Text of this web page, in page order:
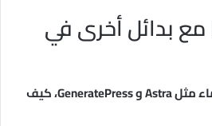
مقارنة Blocksy مع بدائل أخرى في
في سوق تسيطر عليه أسماء مثل Astra و GeneratePress، كيف